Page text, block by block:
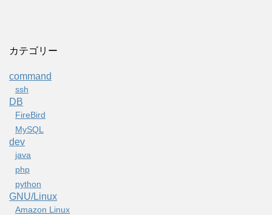
カテゴリー
command
ssh
DB
FireBird
MySQL
dev
java
php
python
GNU/Linux
Amazon Linux